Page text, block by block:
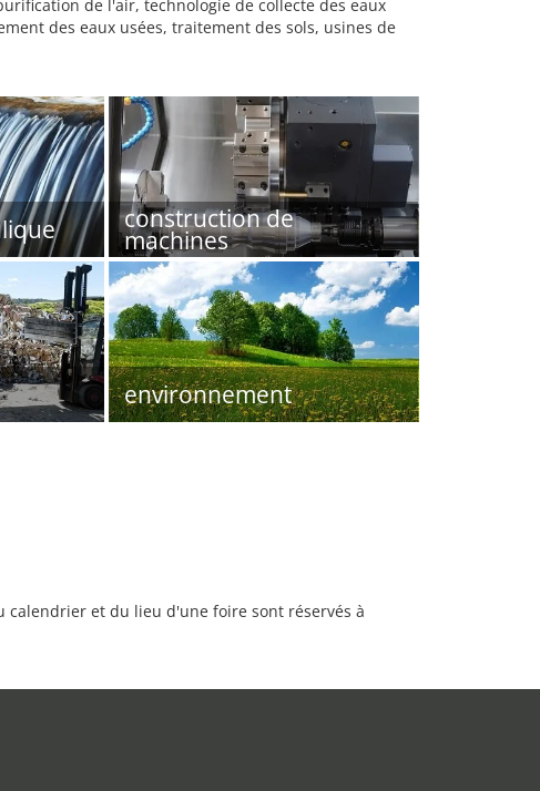
de l'air, technologie de collecte des eaux
des eaux usées, traitement des sols, usines de
construction de
machines
environnement
calendrier et du lieu d'une foire sont réservés à